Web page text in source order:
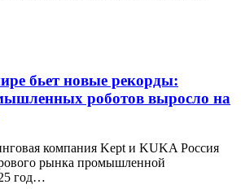
бьет новые рекорды:
роботов выросло на
компания Kept и KUKA Россия
рынка промышленной
год…